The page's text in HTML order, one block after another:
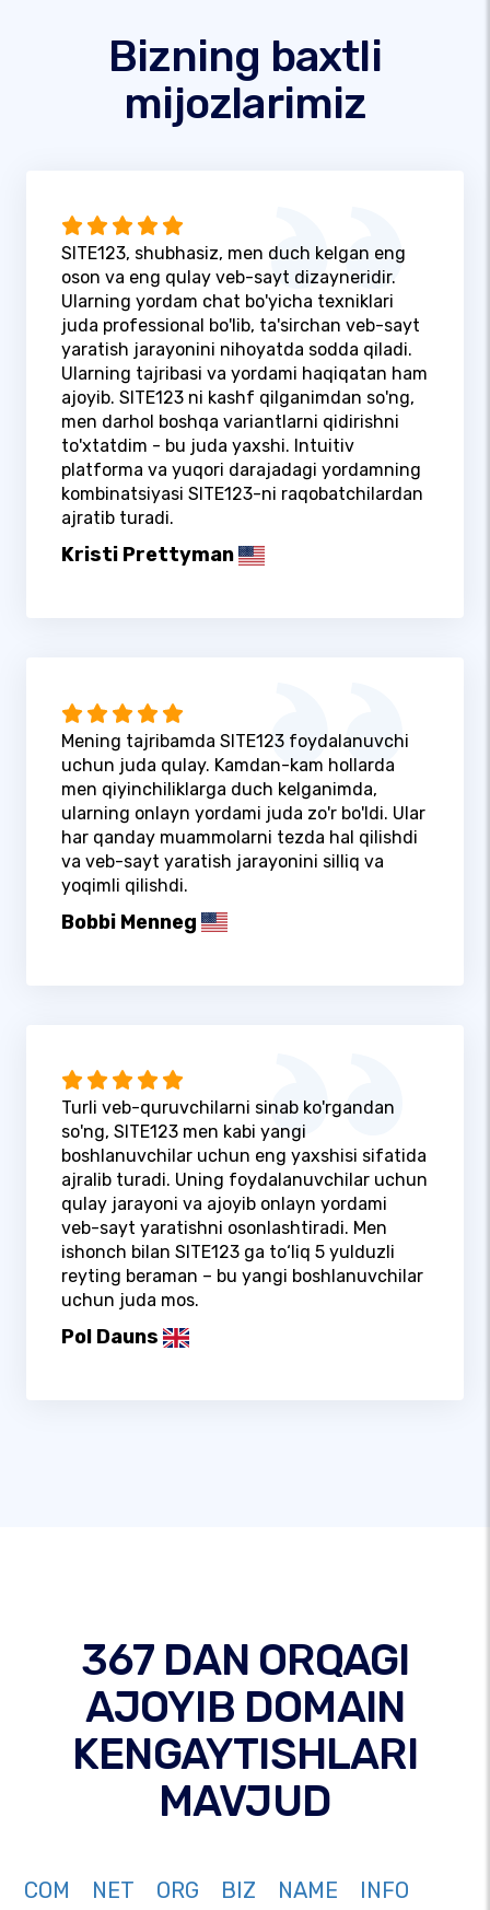
Bizning baxtli
mijozlarimiz
SITE123, shubhasiz, men duch kelgan eng
oson va eng qulay veb-sayt dizayneridir.
Ularning yordam chat bo'yicha texniklari
juda professional bo'lib, ta'sirchan veb-sayt
yaratish jarayonini nihoyatda sodda qiladi.
Ularning tajribasi va yordami haqiqatan ham
ajoyib. SITE123 ni kashf qilganimdan so'ng,
men darhol boshqa variantlarni qidirishni
to'xtatdim - bu juda yaxshi. Intuitiv
platforma va yuqori darajadagi yordamning
kombinatsiyasi SITE123-ni raqobatchilardan
ajratib turadi.
Kristi Prettyman
Mening tajribamda SITE123 foydalanuvchi
uchun juda qulay. Kamdan-kam hollarda
men qiyinchiliklarga duch kelganimda,
ularning onlayn yordami juda zo'r bo'ldi. Ular
har qanday muammolarni tezda hal qilishdi
va veb-sayt yaratish jarayonini silliq va
yoqimli qilishdi.
Bobbi Menneg
Turli veb-quruvchilarni sinab ko'rgandan
so'ng, SITE123 men kabi yangi
boshlanuvchilar uchun eng yaxshisi sifatida
ajralib turadi. Uning foydalanuvchilar uchun
qulay jarayoni va ajoyib onlayn yordami
veb-sayt yaratishni osonlashtiradi. Men
ishonch bilan SITE123 ga to‘liq 5 yulduzli
reyting beraman – bu yangi boshlanuvchilar
uchun juda mos.
Pol Dauns
367 DAN ORQAGI
AJOYIB DOMAIN
KENGAYTISHLARI
MAVJUD
COM NET ORG BIZ NAME
INFO